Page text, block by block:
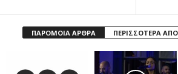
ΠΑΡΟΜΟΙΑ ΑΡΘΡΑ ΠΕΡΙΣΣΟΤΕΡΑ